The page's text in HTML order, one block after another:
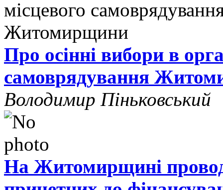
Про осінні вибори в
самоврядування
Володимир Піньковський
На Житомирщині